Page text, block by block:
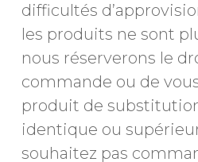
difficultés
les produits ne sont
nous réserverons le
commande ou de
produit de
identique ou
souhaitez pas